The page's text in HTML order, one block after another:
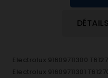
Electrolux 91609711300
Electrolux 91609711301